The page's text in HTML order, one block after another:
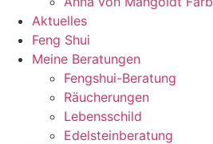
Aktuelles
Feng Shui
Meine Beratungen
Fengshui-Beratung
Räucherungen
Lebensschild
Edelsteinberatung